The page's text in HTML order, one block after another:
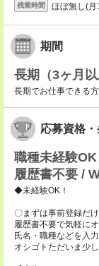
残業時間 ほぼ無し(
期間
長期（3ヶ月以
長期でお仕事できる方
応募資格
職種未経験
履歴書不要 /
◆未経験OK！
〇まずは事前登録だけ
履歴書不要で気軽に
氏名・職種などを入
オシゴトただいま少